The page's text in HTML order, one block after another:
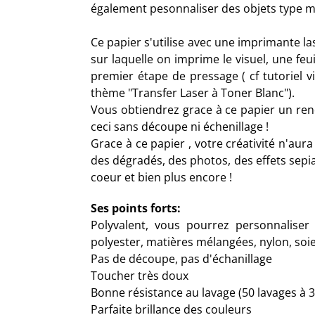
également pesonnaliser des objets type
Ce papier s'utilise avec une imprimante
sur laquelle on imprime le visuel, une
premier étape de pressage ( cf tutoriel
thème "Transfer Laser à Toner Blanc").
Vous obtiendrez grace à ce papier un
ceci sans découpe ni échenillage !
Grace à ce papier , votre créativité
des dégradés, des photos, des effets
coeur et bien plus encore !
Ses points forts:
Polyvalent, vous pourrez
polyester, matières mélangées, nylon,
Pas de découpe, pas d'échanillage
Toucher très doux
Bonne résistance au lavage (50 lavages à
Parfaite brillance des couleurs